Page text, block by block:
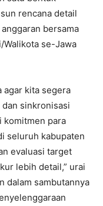
rencana detail
bersama
Walikota se-Jawa
agar kita segera
sinkronisasi
komitmen para
seluruh kabupaten
evaluasi target
lebih detail,” urai
dalam sambutannya